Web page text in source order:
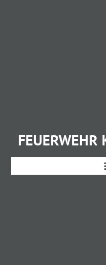
FEUERWEHR